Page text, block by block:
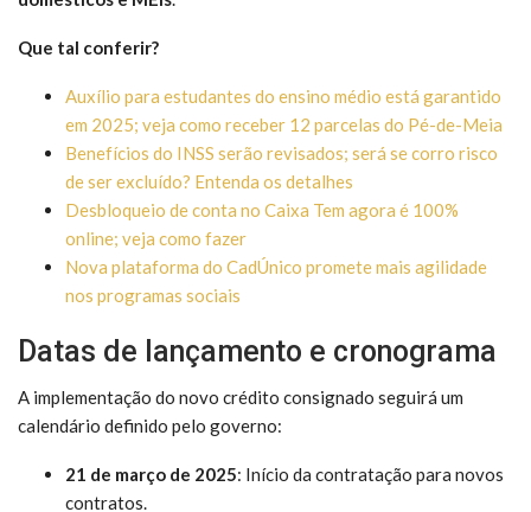
Que tal conferir?
Auxílio para estudantes do ensino médio está garantido
em 2025; veja como receber 12 parcelas do Pé-de-Meia
Benefícios do INSS serão revisados; será se corro risco
de ser excluído? Entenda os detalhes
Desbloqueio de conta no Caixa Tem agora é 100%
online; veja como fazer
Nova plataforma do CadÚnico promete mais agilidade
nos programas sociais
Datas de lançamento e cronograma
A implementação do novo crédito consignado seguirá um
calendário definido pelo governo:
21 de março de 2025: Início da contratação para novos
contratos.